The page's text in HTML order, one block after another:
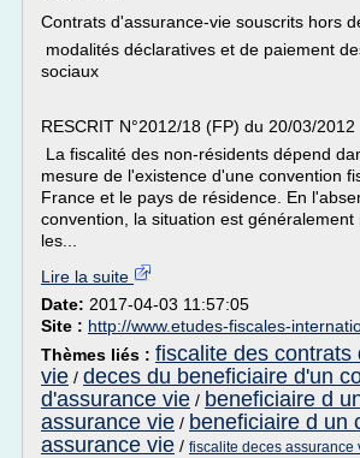
Contrats d'assurance-vie souscrits hors
modalités déclaratives et de paiement
sociaux
RESCRIT N°2012/18 (FP) du 20/03/2012
La fiscalité des non-résidents dépend
mesure de l'existence d'une convention
France et le pays de résidence. En
convention, la situation est généralement
les...
Lire la suite
Date: 2017-04-03 11:57:05
Site : http://www.etudes-fiscales-
Thèmes liés : fiscalite des contrats
vie / deces du beneficiaire d'un
d'assurance vie / beneficiaire d
assurance vie / beneficiaire d un
assurance vie / fiscalite deces assurance